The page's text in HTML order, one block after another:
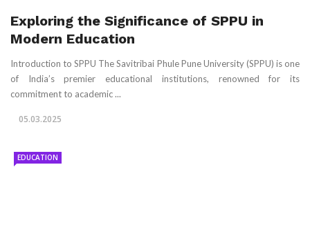
Exploring the Significance of SPPU in
Modern Education
Introduction to SPPU The Savitribai Phule Pune University (SPPU) is one
of India’s premier educational institutions, renowned for its
commitment to academic ...
05.03.2025
EDUCATION